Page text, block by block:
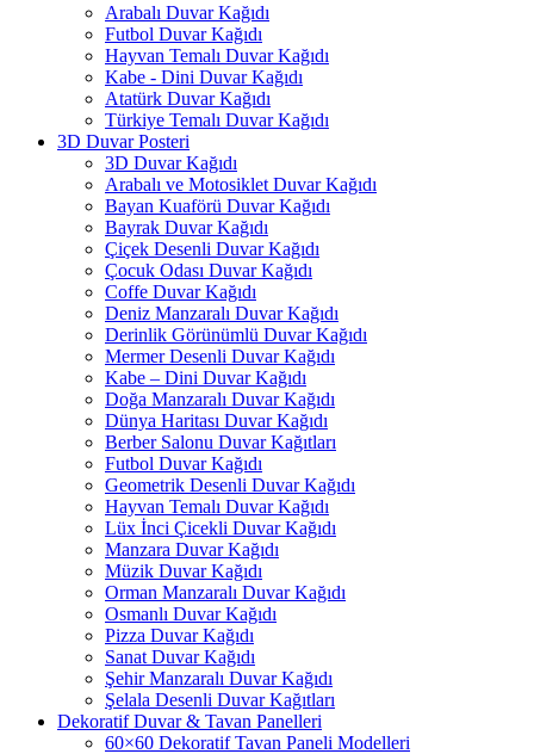
Arabalı Duvar Kağıdı
Futbol Duvar Kağıdı
Hayvan Temalı Duvar Kağıdı
Kabe - Dini Duvar Kağıdı
Atatürk Duvar Kağıdı
Türkiye Temalı Duvar Kağıdı
3D Duvar Posteri
3D Duvar Kağıdı
Arabalı ve Motosiklet Duvar Kağıdı
Bayan Kuaförü Duvar Kağıdı
Bayrak Duvar Kağıdı
Çiçek Desenli Duvar Kağıdı
Çocuk Odası Duvar Kağıdı
Coffe Duvar Kağıdı
Deniz Manzaralı Duvar Kağıdı
Derinlik Görünümlü Duvar Kağıdı
Mermer Desenli Duvar Kağıdı
Kabe – Dini Duvar Kağıdı
Doğa Manzaralı Duvar Kağıdı
Dünya Haritası Duvar Kağıdı
Berber Salonu Duvar Kağıtları
Futbol Duvar Kağıdı
Geometrik Desenli Duvar Kağıdı
Hayvan Temalı Duvar Kağıdı
Lüx İnci Çicekli Duvar Kağıdı
Manzara Duvar Kağıdı
Müzik Duvar Kağıdı
Orman Manzaralı Duvar Kağıdı
Osmanlı Duvar Kağıdı
Pizza Duvar Kağıdı
Sanat Duvar Kağıdı
Şehir Manzaralı Duvar Kağıdı
Şelala Desenli Duvar Kağıtları
Dekoratif Duvar & Tavan Panelleri
60×60 Dekoratif Tavan Paneli Modelleri